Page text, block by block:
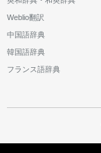
Weblio翻訳
中国語辞典
韓国語辞典
フランス語辞典